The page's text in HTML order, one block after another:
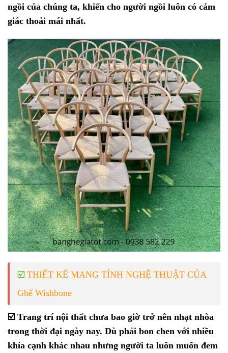
ngồi của chúng ta, khiến cho người ngồi luôn có cảm
giác thoải mái nhất.
☑️ THIẾT KẾ MANG TÍNH NGHỆ THUẬT CỦA
Ghế Wishbone
☑️ Trang trí nội thất chưa bao giờ trở nên nhạt nhòa
trong thời đại ngày nay. Dù phải bon chen với nhiều
khía cạnh khác nhau nhưng người ta luôn muốn đem